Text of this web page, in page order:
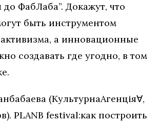
ФабЛаба”​. Докажут, что
быть инструментом
а инновационные
создавать где угодно, в том
(Культурна​​Агенцiя​​∀​,​​
PLAN​​B ​​festival:​​как ​​построить